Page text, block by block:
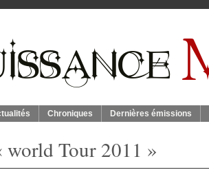
Chroniques Dernières émissions
world Tour 2011 »